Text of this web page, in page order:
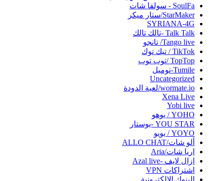
SoulFa - سولفا شات
StarMaker/ستار ميكر
SYRIANA-4G
Talk Talk -تالك تالك
Tango live/ تانجو
TikTok / تيك توك
TopTop /توب توب
Tumile-توميل
Uncategorized
wormate.io/لعبة الدودة
Xena Live
Yobi live‏
YOHO / يوهو
YOU STAR -يوستار
YOYO / يويو
ألو شات/ALLO CHAT
اريا شات/Aria
ازال لايف -Azal live
اشتراكات VPN
البنوك الإلكترونية